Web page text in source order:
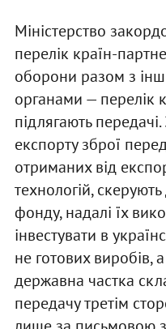
Міністерство
перелік країн-
оборони разом з
органами — перелік
підлягають
експорту зброї
отриманих від
технологій,
фонду, надалі їх
інвестувати в
не готових виробів,
державна частка
передачу третім